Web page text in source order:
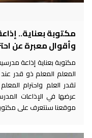
مكتوبة بعناية..
وأقوال معبرة عن
مكتوبة بعناية إذاعة
المعلم المعلم ذو قدر
تقدر العلم واحترام
عرضها في الإذاعات
موقعنا سنتعرف على